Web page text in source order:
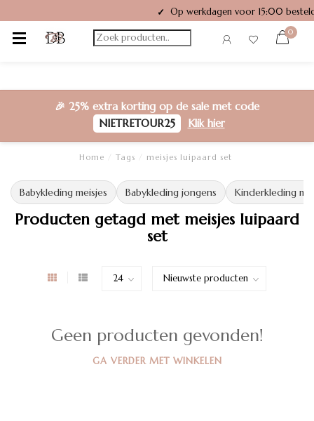
✓ Op werkdagen voor 15:00
0
🎉 25% extra korting op de sale met code
NIETRETOUR25
Klik hier
Home Tags meisjes luipaard set
Babykleding meisjes Babykleding jongens Kinderkleding
Producten getagd met meisjes luipaard
set
Geen producten gevonden!
GA VERDER MET WINKELEN